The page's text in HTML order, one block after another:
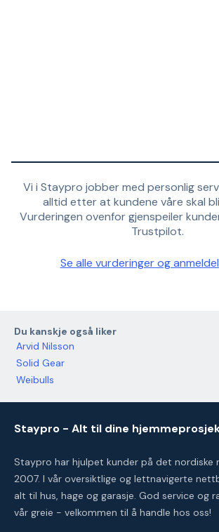
Vi i Staypro jobber med personlig
alltid etter at kundene våre skal
Vurderingen ovenfor gjenspeiler
Trustpilot.
Se alle vurderinger og
Du kanskje også liker
Arvid Nilsson
Solid Gear
Weibulls
Staypro - Alt til dine
Staypro har hjulpet kunder på det nordiske
2007. I vår oversiktlige og lettnavigerte
alt til hus, hage og garasje. God service og
vår greie - velkommen til å handle hos oss!